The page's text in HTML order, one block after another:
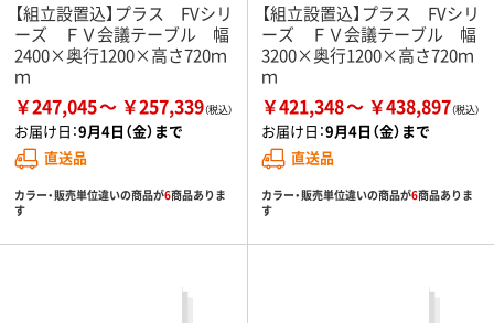
【組立設置込】プラス FVシリ
ーズ ＦＶ会議テーブル 幅
2400×奥行1200×高さ720ｍ
ｍ
￥247,045 ￥257,339
お届け日：9月4日（金）まで
直送品
カラー・販売単位違いの商品が6商品ありま
す
【組立設置込】プラス FVシリ
ーズ ＦＶ会議テーブル 幅
3200×奥行1200×高さ720ｍ
ｍ
￥421,348 ￥438,897
お届け日：9月4日（金）まで
直送品
カラー・販売単位違いの商品が6商品ありま
す